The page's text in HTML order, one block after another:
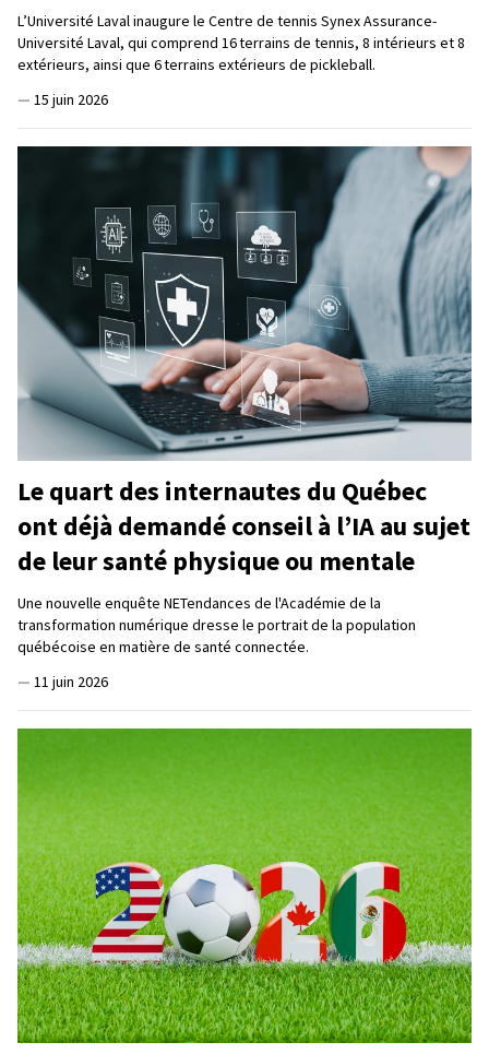
L’Université Laval inaugure le Centre de tennis Synex Assurance-
Université Laval, qui comprend 16 terrains de tennis, 8 intérieurs et 8
extérieurs, ainsi que 6 terrains extérieurs de pickleball.
— 15 juin 2026
Le quart des internautes du Québec
ont déjà demandé conseil à l’IA au sujet
de leur santé physique ou mentale
Une nouvelle enquête NETendances de l'Académie de la
transformation numérique dresse le portrait de la population
québécoise en matière de santé connectée.
— 11 juin 2026